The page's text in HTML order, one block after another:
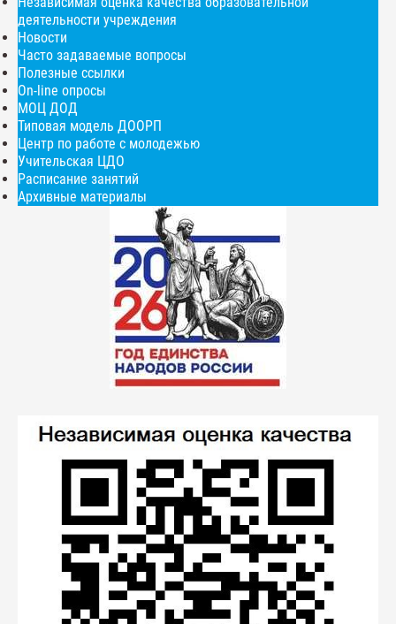
деятельности учреждения
Новости
Часто задаваемые вопросы
Полезные ссылки
On-line опросы
МОЦ ДОД
Типовая модель ДООРП
Центр по работе с молодежью
Учительская ЦДО
Расписание занятий
Архивные материалы